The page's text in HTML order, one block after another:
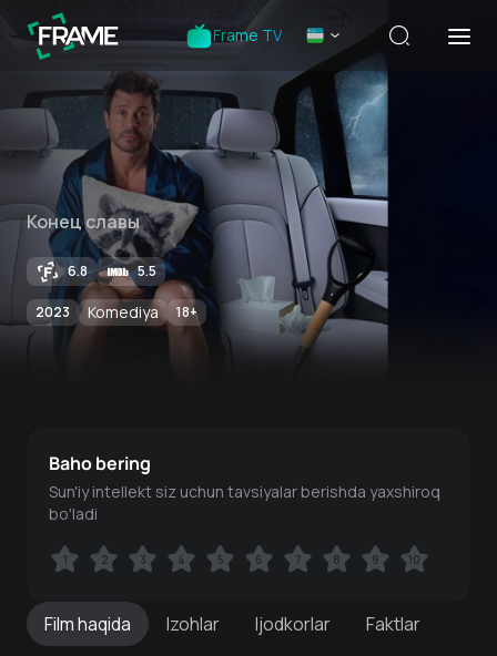
Frame TV
Конец славы
6.8 5.5
2023 Komediya 18+
Filmhaqida Izohlar Ijodkorlar Faktlar
Baho bering
Sun'iy intellekt siz uchun tavsiyalar berishda yaxshiroq
bo'ladi
1 2 3 4 5 6 7 8 9 10
1 2 3 4 5 6 7 8 9 10